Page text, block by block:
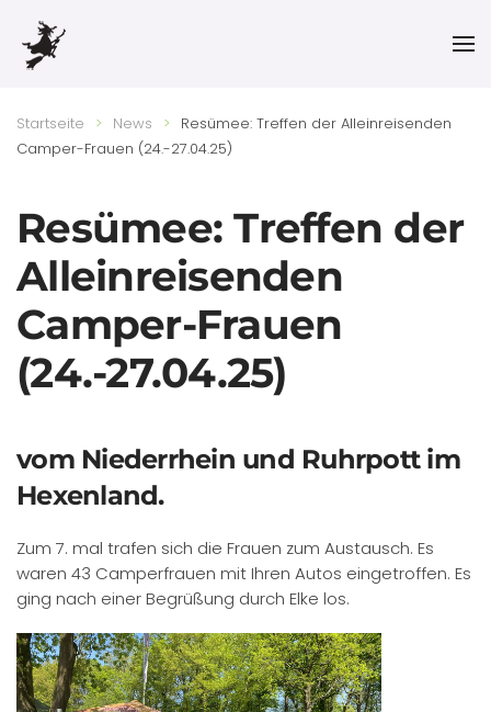
Skip to main content
Startseite News
Resümee: Treffen der Alleinreisenden
Camper-Frauen (24.-27.04.25)
Resümee: Treffen der
Alleinreisenden
Camper-Frauen
(24.-27.04.25)
vom Niederrhein und Ruhrpott im
Hexenland.
Zum 7. mal trafen sich die Frauen zum Austausch. Es
waren 43 Camperfrauen mit Ihren Autos eingetroffen. Es
ging nach einer Begrüßung durch Elke los.